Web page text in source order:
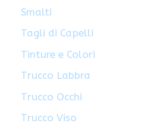
Smalti
Tagli di Capelli
Tinture e Colori
Trucco Labbra
Trucco Occhi
Trucco Viso